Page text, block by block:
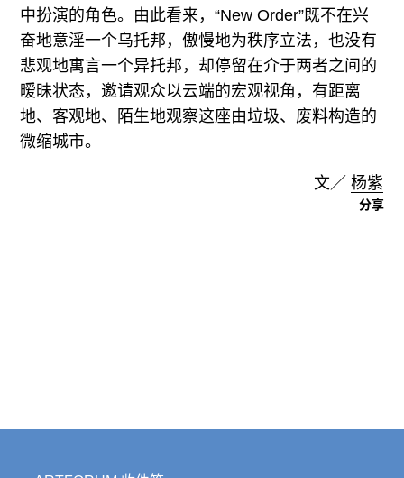
中扮演的角色。由此看来，“New Order”既不在兴
奋地意淫一个乌托邦，傲慢地为秩序立法，也没有
悲观地寓言一个异托邦，却停留在介于两者之间的
暧昧状态，邀请观众以云端的宏观视角，有距离
地、客观地、陌生地观察这座由垃圾、废料构造的
微缩城市。
文／ 杨紫
分享